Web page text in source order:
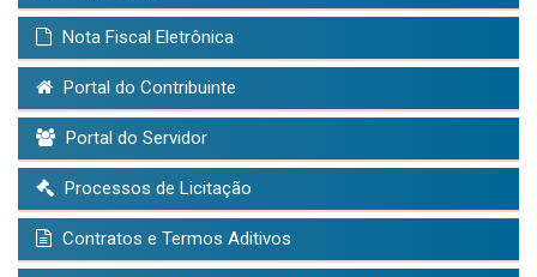
Nota Fiscal Eletrônica
Portal do Contribuinte
Portal do Servidor
Processos de Licitação
Contratos e Termos Aditivos